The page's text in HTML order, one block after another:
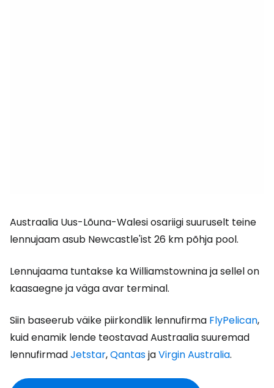
Austraalia Uus-Lõuna-Walesi osariigi suuruselt teine
lennujaam asub Newcastle'ist 26 km põhja pool.
Lennujaama tuntakse ka Williamstownina ja sellel on
kaasaegne ja väga avar terminal.
Siin baseerub väike piirkondlik lennufirma FlyPelican,
kuid enamik lende teostavad Austraalia suuremad
lennufirmadJetstar,QantasjaVirgin Australia.